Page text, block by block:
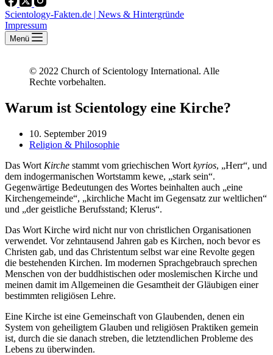
Scientology-Fakten.de | News & Hintergründe
Impressum
Menü
© 2022 Church of Scientology International. Alle
Rechte vorbehalten.
Warum ist Scientology eine Kirche?
10. September 2019
Religion & Philosophie
Das Wort Kirche stammt vom griechischen Wort kyrios, „Herr“, und
dem indogermanischen Wortstamm kewe, „stark sein“.
Gegenwärtige Bedeutungen des Wortes beinhalten auch „eine
Kirchengemeinde“, „kirchliche Macht im Gegensatz zur weltlichen“
und „der geistliche Berufsstand; Klerus“.
Das Wort Kirche wird nicht nur von christlichen Organisationen
verwendet. Vor zehntausend Jahren gab es Kirchen, noch bevor es
Christen gab, und das Christentum selbst war eine Revolte gegen
die bestehenden Kirchen. Im modernen Sprachgebrauch sprechen
Menschen von der buddhistischen oder moslemischen Kirche und
meinen damit im Allgemeinen die Gesamtheit der Gläubigen einer
bestimmten religiösen Lehre.
Eine Kirche ist eine Gemeinschaft von Glaubenden, denen ein
System von geheiligtem Glauben und religiösen Praktiken gemein
ist, durch die sie danach streben, die letztendlichen Probleme des
Lebens zu überwinden.